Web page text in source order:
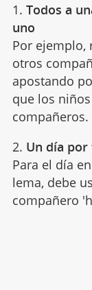
1. Todos a
uno
Por ejemplo,
otros
apostando
que los
compañeros.
2. Un día
Para el día
lema, debe
compañero